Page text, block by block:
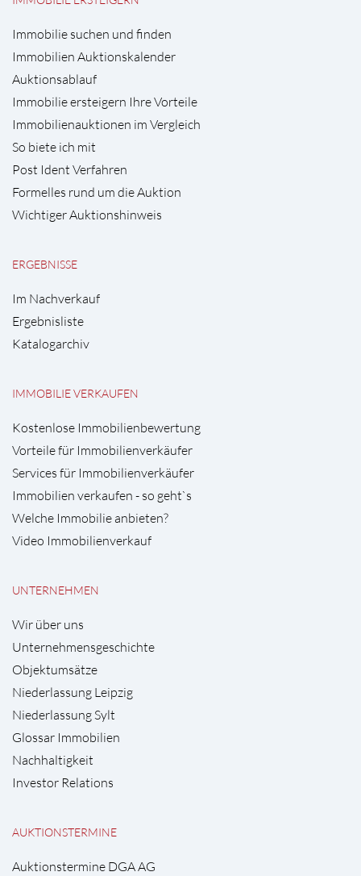
Immobilie suchen und finden
Immobilien Auktionskalender
Auktionsablauf
Immobilie ersteigern Ihre Vorteile
Immobilienauktionen im Vergleich
So biete ich mit
Post Ident Verfahren
Formelles rund um die Auktion
Wichtiger Auktionshinweis
ERGEBNISSE
Im Nachverkauf
Ergebnisliste
Katalogarchiv
IMMOBILIE VERKAUFEN
Kostenlose Immobilienbewertung
Vorteile für Immobilienverkäufer
Services für Immobilienverkäufer
Immobilien verkaufen - so geht`s
Welche Immobilie anbieten?
Video Immobilienverkauf
UNTERNEHMEN
Wir über uns
Unternehmensgeschichte
Objektumsätze
Niederlassung Leipzig
Niederlassung Sylt
Glossar Immobilien
Nachhaltigkeit
Investor Relations
AUKTIONSTERMINE
Auktionstermine DGA AG